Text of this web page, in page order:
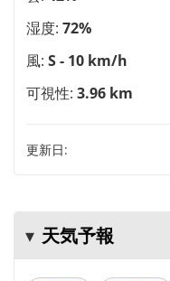
湿度: 72%
風: S - 10 km/h
可視性: 3.96 km
更新日:
天気予報